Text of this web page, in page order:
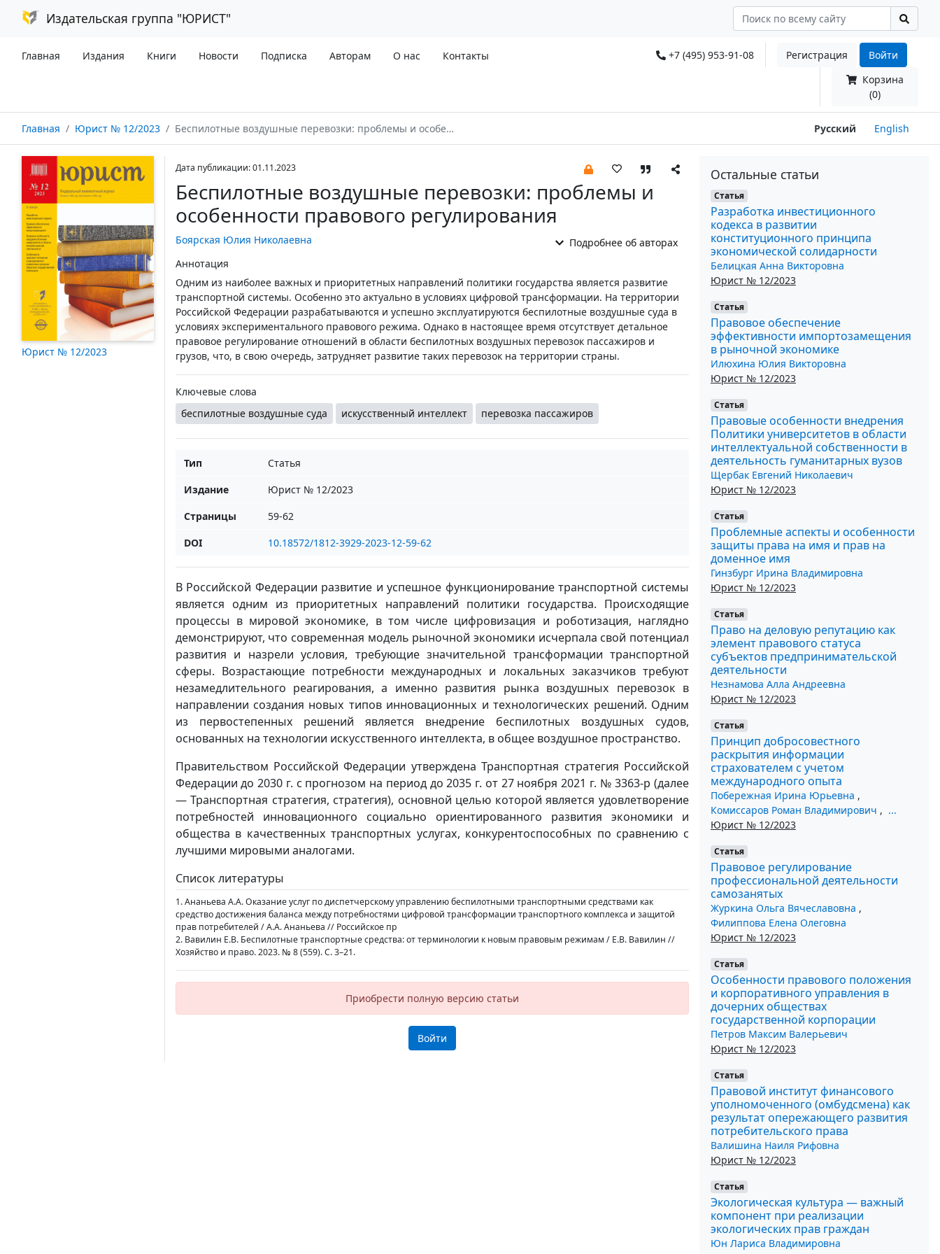
Издательская группа "ЮРИСТ"
Главная Издания Книги Новости Подписка Авторам О нас Контакты +7 (495) 953-91-08 Регистрация
Войти
Корзина
(0)
Главная Юрист № 12/2023 Беспилотные воздушные перевозки: проблемы и особенности правового регулирования Русский English
Юрист № 12/2023
Дата публикации: 01.11.2023
Беспилотные воздушные перевозки: проблемы и
особенности правового регулирования
Боярская Юлия Николаевна
Подробнее об авторах
Аннотация
Одним из наиболее важных и приоритетных направлений политики государства является развитие
транспортной системы. Особенно это актуально в условиях цифровой трансформации. На территории
Российской Федерации разрабатываются и успешно эксплуатируются беспилотные воздушные суда в
условиях экспериментального правового режима. Однако в настоящее время отсутствует детальное
правовое регулирование отношений в области беспилотных воздушных перевозок пассажиров и
грузов, что, в свою очередь, затрудняет развитие таких перевозок на территории страны.
Ключевые слова
беспилотные воздушные суда
искусственный интеллект перевозка пассажиров
Тип
Статья
Издание
Юрист № 12/2023
Страницы
59-62
DOI
10.18572/1812-3929-2023-12-59-62
В Российской Федерации развитие и успешное функционирование транспортной системы
является одним из приоритетных направлений политики государства. Происходящие
процессы в мировой экономике, в том числе цифровизация и роботизация, наглядно
демонстрируют, что современная модель рыночной экономики исчерпала свой потенциал
развития и назрели условия, требующие значительной трансформации транспортной
сферы. Возрастающие потребности международных и локальных заказчиков требуют
незамедлительного реагирования, а именно развития рынка воздушных перевозок в
направлении создания новых типов инновационных и технологических решений. Одним
из первостепенных решений является внедрение беспилотных воздушных судов,
основанных на технологии искусственного интеллекта, в общее воздушное пространство.
Правительством Российской Федерации утверждена Транспортная стратегия Российской
Федерации до 2030 г. с прогнозом на период до 2035 г. от 27 ноября 2021 г. № 3363-р (далее
— Транспортная стратегия, стратегия), основной целью которой является удовлетворение
потребностей инновационного социально ориентированного развития экономики и
общества в качественных транспортных услугах, конкурентоспособных по сравнению с
лучшими мировыми аналогами.
Список литературы
1. Ананьева А.А. Оказание услуг по диспетчерскому управлению беспилотными транспортными средствами как
средство достижения баланса между потребностями цифровой трансформации транспортного комплекса и защитой
прав потребителей / А.А. Ананьева // Российское пр
2. Вавилин Е.В. Беспилотные транспортные средства: от терминологии к новым правовым режимам / Е.В. Вавилин //
Хозяйство и право. 2023. № 8 (559). С. 3–21.
Приобрести полную версию статьи
Войти
Остальные статьи
Статья
Разработка инвестиционного
кодекса в развитии
конституционного принципа
экономической солидарности
Белицкая Анна Викторовна
Юрист № 12/2023
Статья
Правовое обеспечение
эффективности импортозамещения
в рыночной экономике
Илюхина Юлия Викторовна
Юрист № 12/2023
Статья
Правовые особенности внедрения
Политики университетов в области
интеллектуальной собственности в
деятельность гуманитарных вузов
Щербак Евгений Николаевич
Юрист № 12/2023
Статья
Проблемные аспекты и особенности
защиты права на имя и прав на
доменное имя
Гинзбург Ирина Владимировна
Юрист № 12/2023
Статья
Право на деловую репутацию как
элемент правового статуса
субъектов предпринимательской
деятельности
Незнамова Алла Андреевна
Юрист № 12/2023
Статья
Принцип добросовестного
раскрытия информации
страхователем с учетом
международного опыта
Побережная Ирина Юрьевна ,
Комиссаров Роман Владимирович , ...
Юрист № 12/2023
Статья
Правовое регулирование
профессиональной деятельности
самозанятых
Журкина Ольга Вячеславовна ,
Филиппова Елена Олеговна
Юрист № 12/2023
Статья
Особенности правового положения
и корпоративного управления в
дочерних обществах
государственной корпорации
Петров Максим Валерьевич
Юрист № 12/2023
Статья
Правовой институт финансового
уполномоченного (омбудсмена) как
результат опережающего развития
потребительского права
Валишина Наиля Рифовна
Юрист № 12/2023
Статья
Экологическая культура — важный
компонент при реализации
экологических прав граждан
Юн Лариса Владимировна